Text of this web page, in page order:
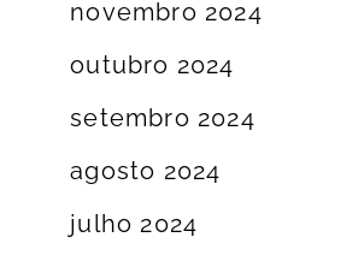
novembro 2024
outubro 2024
setembro 2024
agosto 2024
julho 2024